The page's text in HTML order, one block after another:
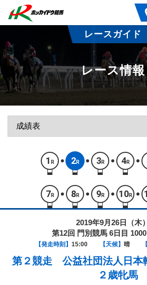
レースガイド
レース情報
1 R 2R 3R 4R
7 R 8R 9R 10R
2019年9月26日（木）
第12回 門別競馬 6日目
【発走時刻】 15:00 【天候】 晴
第２競走 公益社団法人日本
２歳牝馬